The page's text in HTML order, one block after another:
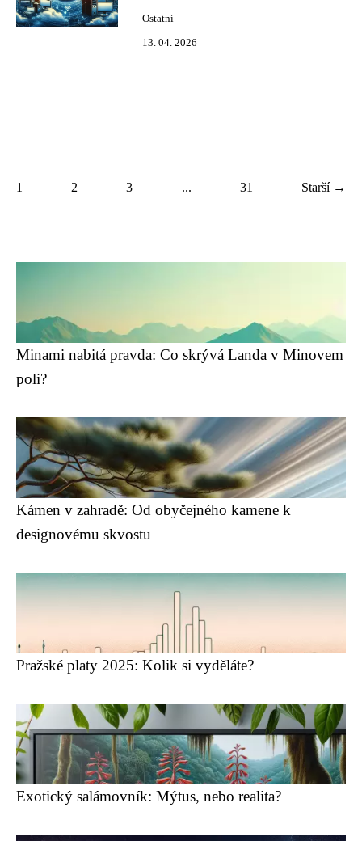
Ostatní
13. 04. 2026
1 2 3 ... 31 Starší →
Minami nabitá pravda: Co skrývá Landa v Minovem
poli?
Kámen v zahradě: Od obyčejného kamene k
designovému skvostu
Pražské platy 2025: Kolik si vyděláte?
Exotický salámovník: Mýtus, nebo realita?